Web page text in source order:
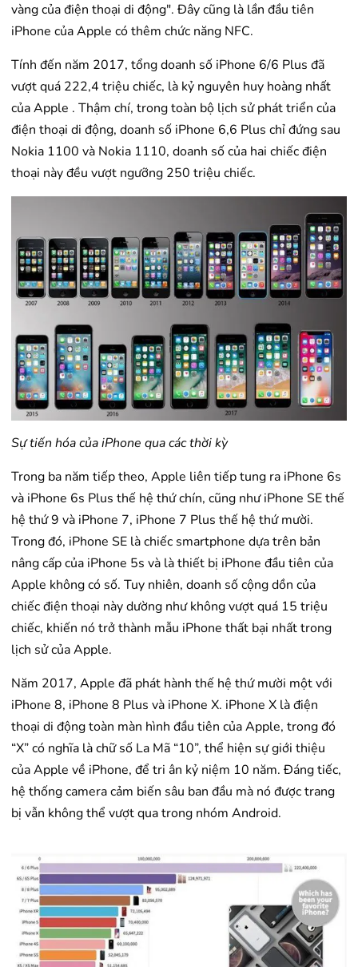
vàng của điện thoại di động". Đây cũng là lần đầu tiên
iPhone của Apple có thêm chức năng NFC.
Tính đến năm 2017, tổng doanh số iPhone 6/6 Plus đã
vượt quá 222,4 triệu chiếc, là kỷ nguyên huy hoàng nhất
của Apple . Thậm chí, trong toàn bộ lịch sử phát triển của
điện thoại di động, doanh số iPhone 6,6 Plus chỉ đứng sau
Nokia 1100 và Nokia 1110, doanh số của hai chiếc điện
thoại này đều vượt ngưỡng 250 triệu chiếc.
Sự tiến hóa của iPhone qua các thời kỳ
Trong ba năm tiếp theo, Apple liên tiếp tung ra iPhone 6s
và iPhone 6s Plus thế hệ thứ chín, cũng như iPhone SE thế
hệ thứ 9 và iPhone 7, iPhone 7 Plus thế hệ thứ mười.
Trong đó, iPhone SE là chiếc smartphone dựa trên bản
nâng cấp của iPhone 5s và là thiết bị iPhone đầu tiên của
Apple không có số. Tuy nhiên, doanh số cộng dồn của
chiếc điện thoại này dường như không vượt quá 15 triệu
chiếc, khiến nó trở thành mẫu iPhone thất bại nhất trong
lịch sử của Apple.
Năm 2017, Apple đã phát hành thế hệ thứ mười một với
iPhone 8, iPhone 8 Plus và iPhone X. iPhone X là điện
thoại di động toàn màn hình đầu tiên của Apple, trong đó
“X” có nghĩa là chữ số La Mã “10”, thể hiện sự giới thiệu
của Apple về iPhone, để tri ân kỷ niệm 10 năm. Đáng tiếc,
hệ thống camera cảm biến sâu ban đầu mà nó được trang
bị vẫn không thể vượt qua trong nhóm Android.